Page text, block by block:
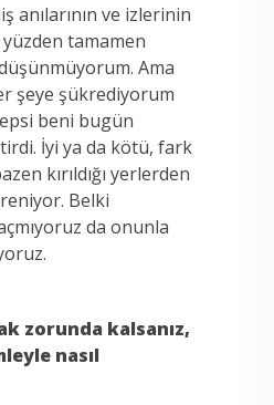
anılarının ve izlerinin
yüzden tamamen
Ama
şeye şükrediyorum
beni bugün
İyi ya da kötü, fark
kırıldığı yerlerden
Belki
da onunla
zorunda kalsanız,
nasıl